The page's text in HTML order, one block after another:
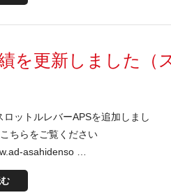
を更新しました（
ロットルレバーAPSを追加しまし
ちらをご覧ください
asahidenso …